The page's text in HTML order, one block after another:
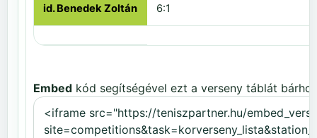
id. Benedek Zoltán 6:1
Embed kód segítségével ezt a verseny táblát